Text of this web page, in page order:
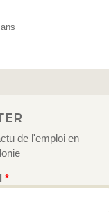
de l'emploi en
*